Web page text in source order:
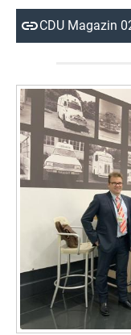
CDU Magazin